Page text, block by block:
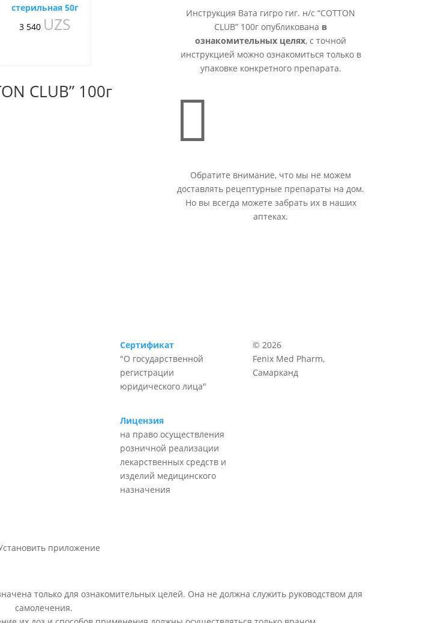
стерильная 50г
3 540 UZS
CLUB” 100г
Инструкция Вата гигро гиг. н/с “COTTON
CLUB” 100г опубликована в
ознакомительных целях, с точной
инструкцией можно ознакомиться только в
упаковке конкретного препарата.

Обратите внимание, что мы не можем
доставлять рецептурные препараты на дом.
Но вы всегда можете забрать их в наших
аптеках.
Сертификат
"О государственной
регистрации
юридического лица"
Лицензия
на право осуществления
розничной реализации
лекарственных средств и
изделий медицинского
назначения
© 2026
Fenix Med Pharm,
Самарканд
только для ознакомительных целей. Она не должна служить руководством для
самолечения.